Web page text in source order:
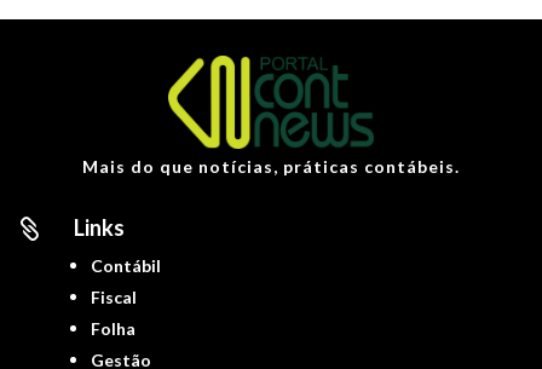
Mais do que notícias, práticas contábeis.
 Links
Contábil
Fiscal
Folha
Gestão